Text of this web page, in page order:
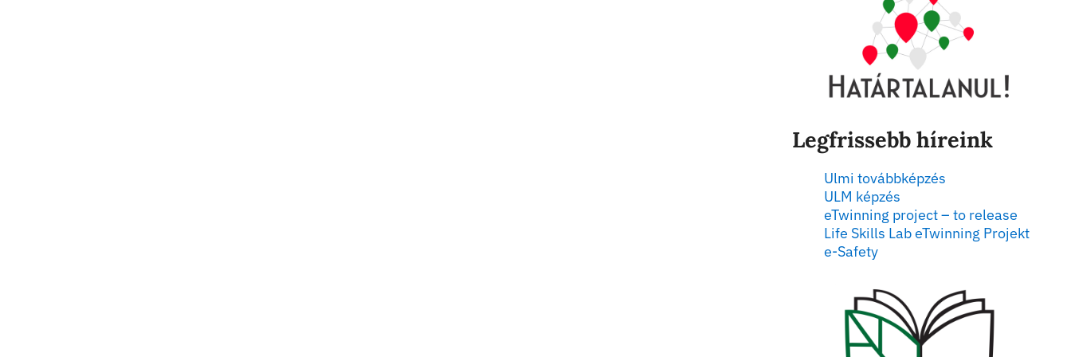
Legfrissebb híreink
Ulmi továbbképzés
ULM képzés
eTwinning project – to release
Life Skills Lab eTwinning Projekt
e-Safety